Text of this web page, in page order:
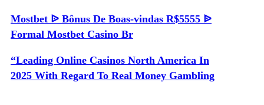
Mostbet ᐉ Bônus De Boas-vindas R$5555 ᐉ
Formal Mostbet Casino Br
“Leading Online Casinos North America In
2025 With Regard To Real Money Gambling